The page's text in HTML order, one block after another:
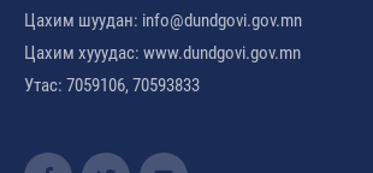
Цахим шуудан: info@dundgovi.gov.mn
Цахим хууудас: www.dundgovi.gov.mn
Утас: 7059106, 70593833